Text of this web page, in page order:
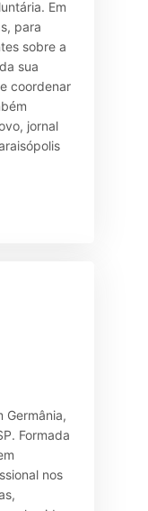
Em
para
sobre a
sua
coordenar
jornal
Germânia,
Formada
nos